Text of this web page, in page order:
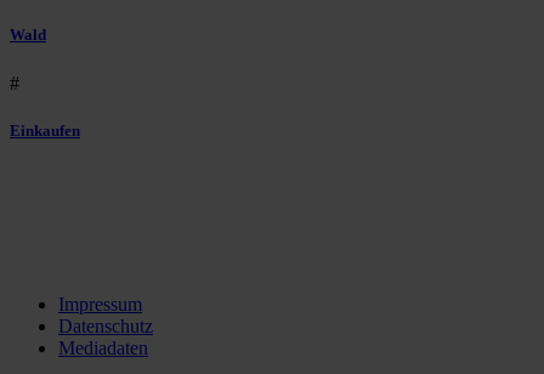
Wald
#
Einkaufen
Impressum
Datenschutz
Mediadaten